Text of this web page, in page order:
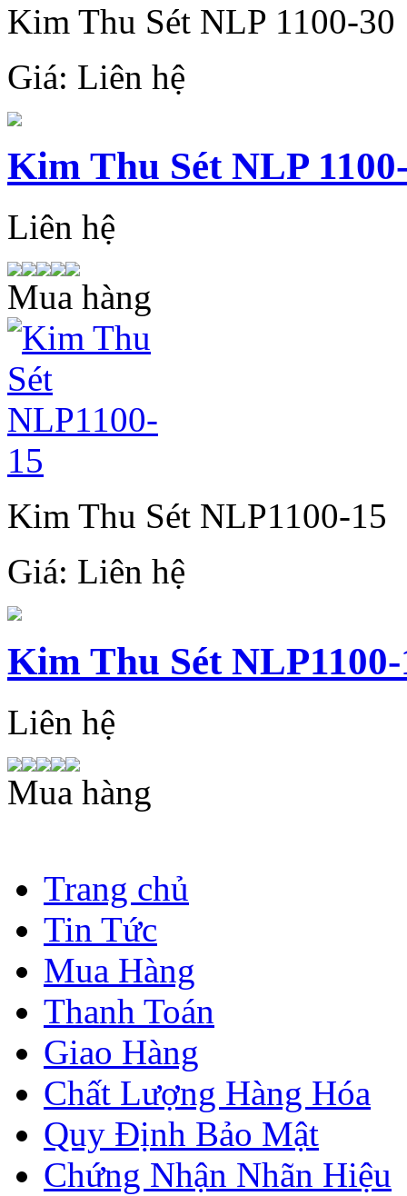
Kim Thu Sét NLP 1100-30
Giá: Liên hệ
Kim Thu Sét NLP
Liên hệ
Mua hàng
Kim Thu Sét NLP1100-15
Giá: Liên hệ
Kim Thu Sét
Liên hệ
Mua hàng
Trang chủ
Tin Tức
Mua Hàng
Thanh Toán
Giao Hàng
Chất Lượng Hàng Hóa
Quy Định Bảo Mật
Chứng Nhận Nhãn Hiệu